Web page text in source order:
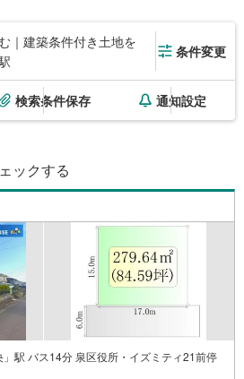
｜建築条件付き土地を
条件変更
検索条件保存 通知設定
ックする
駅 バス14分 泉区役所・イズミティ21前停